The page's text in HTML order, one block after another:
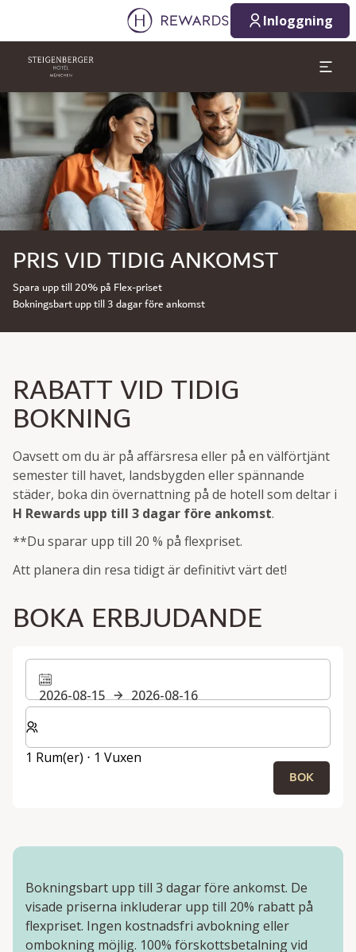
Inloggning
Bild 1 av 1
PRIS VID TIDIG ANKOMST
Spara upp till 20% på Flex-priset
Bokningsbart upp till 3 dagar före ankomst
RABATT VID TIDIG
BOKNING
Oavsett om du är på affärsresa eller på en välförtjänt
semester till havet, landsbygden eller spännande
städer, boka din övernattning på de hotell som deltar i
H Rewards upp till 3 dagar före ankomst.
**Du sparar upp till 20 % på flexpriset.
Att planera din resa tidigt är definitivt värt det!
BOKA ERBJUDANDE
2026-08-15
2026-08-16
Välj antal rum och gäster för din vistelse
1 Rum(er) ⋅ 1 Vuxen
BOK
Bokningsbart upp till 3 dagar före ankomst. De
visade priserna inkluderar upp till 20% rabatt på
flexpriset. Ingen kostnadsfri avbokning eller
ombokning möjlig. 100% förskottsbetalning vid